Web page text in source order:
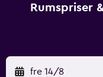
flaskvatten och
dagligen och
Avgifter kan tillkomma.
Rumspriser
fre 14/8